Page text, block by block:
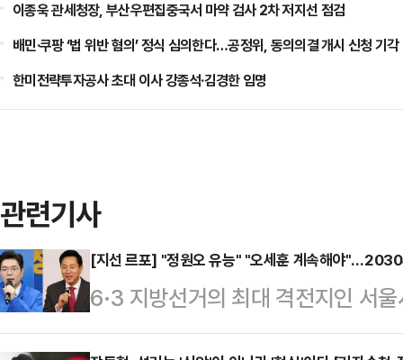
이종욱 관세청장, 부산우편집중국서 마약 검사 2차 저지선 점검
배민·쿠팡 ‘법 위반 혐의’ 정식 심의한다…공정위, 동의의결 개시 신청 기각
한미전략투자공사 초대 이사 강종석·김경한 임명
관련기사
[지선 르포] "정원오 유능" "오세훈 계속해야"…2030
6·3 지방선거의 최대 격전지인 서
원오 더불어민주당 후보의 대세론